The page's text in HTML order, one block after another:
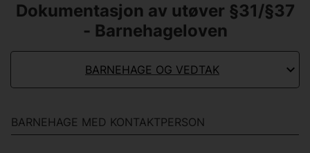
Dokumentasjon av utøver §31/§37
- Barnehageloven
BARNEHAGE OG VEDTAK
BARNEHAGE MED KONTAKTPERSON